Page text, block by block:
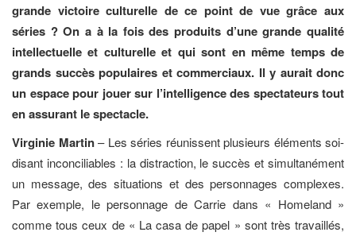
grande victoire culturelle de ce point de vue grâce aux
séries ? On a à la fois des produits d’une grande qualité
intellectuelle et culturelle et qui sont en même temps de
grands succès populaires et commerciaux. Il y aurait donc
un espace pour jouer sur l’intelligence des spectateurs tout
en assurant le spectacle.
Virginie Martin– Les séries réunissent plusieurs éléments soi-
disant inconciliables : la distraction, le succès et simultanément
un message, des situations et des personnages complexes.
Par exemple, le personnage de Carrie dans « Homeland »
comme tous ceux de « La casa de papel » sont très travaillés,